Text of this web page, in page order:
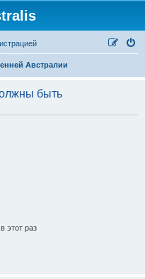
истрацией
Австралии
быть
этот раз